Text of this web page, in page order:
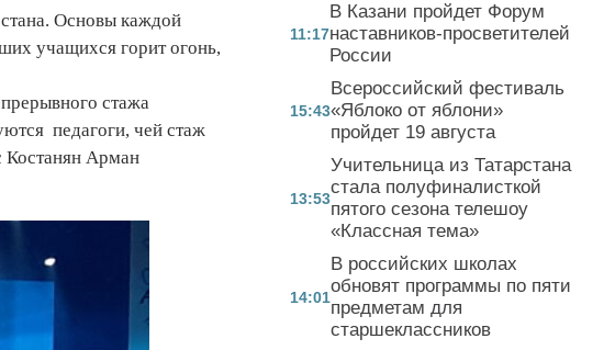
Основы каждой
учащихся горит огонь,
стажа
педагоги, чей стаж
Костанян Арман
11:17
В Казани пройдет Форум
наставников-просветителей
России
15:43
Всероссийский фестиваль
«Яблоко от яблони»
пройдет 19 августа
13:53
Учительница из Татарстана
стала полуфиналисткой
пятого сезона телешоу
«Классная тема»
14:01
В российских школах
обновят программы по пяти
предметам для
старшеклассников